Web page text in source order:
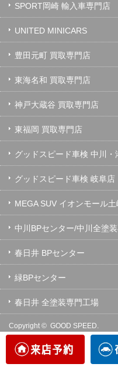
SPORT岡崎 輸入車専門店
UNITED MINICARS
豊田元町 買取専門店
東海名和 買取専門店
神戸大蔵谷 買取専門店
東福岡 買取専門店
グッドスピード車検 中川・
グッドスピード車検 岐阜店
MEGA SUV イオンモール土
中川BPセンター/中川全塗
春日井 BPセンター
緑BPセンター
春日井 全塗装専門工場
Copyright © GOOD SPEED.